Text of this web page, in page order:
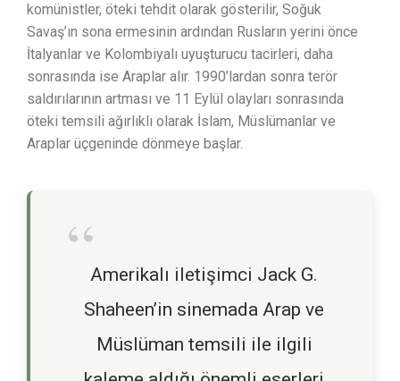
komünistler, öteki tehdit olarak gösterilir, Soğuk
Savaş’ın sona ermesinin ardından Rusların yerini önce
İtalyanlar ve Kolombiyalı uyuşturucu tacirleri, daha
sonrasında ise Araplar alır. 1990’lardan sonra terör
saldırılarının artması ve 11 Eylül olayları sonrasında
öteki temsili ağırlıklı olarak İslam, Müslümanlar ve
Araplar üçgeninde dönmeye başlar.
Amerikalı iletişimci Jack G.
Shaheen’in sinemada Arap ve
Müslüman temsili ile ilgili